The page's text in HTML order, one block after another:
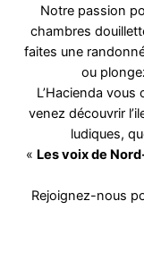
Notre passion
chambres
faites une
ou
L’Hacienda
venez découvrir
ludiques,
« Les voix de
Rejoignez-nous